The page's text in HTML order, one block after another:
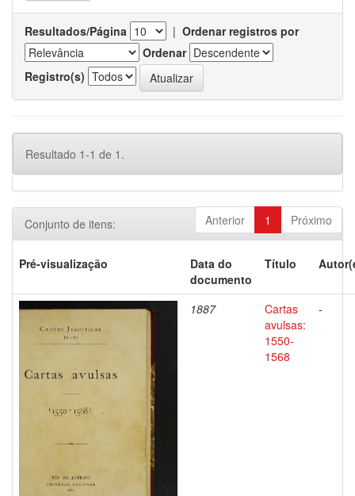
Resultados/Página | Ordenar registros por
Ordenar
Registro(s)
Resultado 1-1 de 1.
Anterior 1 Próximo
Conjunto de itens:
Pré-visualização
Data do
documento
Título
1887
Cartas
avulsas:
1550-
1568
-